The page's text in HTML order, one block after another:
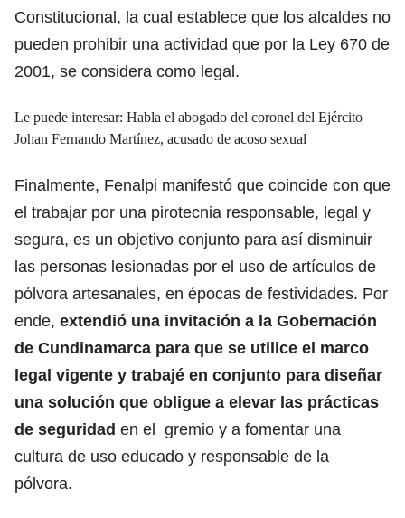
Constitucional, la cual establece que los alcaldes no
pueden prohibir una actividad que por la Ley 670 de
2001, se considera como legal.
Le puede interesar: Habla el abogado del coronel del Ejército
Johan Fernando Martínez, acusado de acoso sexual
Finalmente, Fenalpi manifestó que coincide con que
el trabajar por una pirotecnia responsable, legal y
segura, es un objetivo conjunto para así disminuir
las personas lesionadas por el uso de artículos de
pólvora artesanales, en épocas de festividades. Por
ende, extendió una invitación a la Gobernación
de Cundinamarca para que se utilice el marco
legal vigente y trabajé en conjunto para diseñar
una solución que obligue a elevar las prácticas
de seguridad en el gremio y a fomentar una
cultura de uso educado y responsable de la
pólvora.